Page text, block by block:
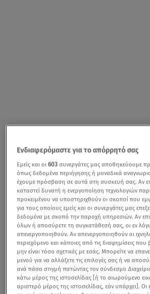
Η καθηγήτρια επιδημιολογίας και προληπτικής
Ψαλτοπούλου μιλά στο κεντρικό δελτίο
παραλλαγή Eris
Η μετάδοση του ιούCovid-19
χώρες και στην Ελλάδα. Η υπό-
«οικογένειας» Omicron που
ρυθμούς, παρακολουθείται
ενώ τις τελευταίες ημέρες την
έχει τραβήξει μια άλλη νέα
εμφανίστηκε στο Ισραήλ και τη
επειδή φέρει πολλές νέες
Ενδιαφερόμαστε για το απόρρητό σας
Εμείς και οι603 συνεργάτες μας αποθηκεύουμε
όπως δεδομένα περιήγησης ή μοναδικά
έχουμε πρόσβαση σε αυτά στη συσκευή σας. Αν
καταστεί δυνατή η ενεργοποίηση τεχνολογιών
προκειμένου να υποστηριχθούν οι σκοποί που
για τους οποίους εμείς και οι συνεργάτες μας
δεδομένα με σκοπό την παροχή υπηρεσιών. Αν
όλων ή αποσύρετε τη συγκατάθεσή σας, οι εν
απενεργοποιηθούν. Αν απενεργοποιηθούν οι
περιεχόμενο και κάποιες από τις διαφημίσεις που
μην είναι τόσο σχετικές με εσάς. Μπορείτε να
μενού για να αλλάξετε τις επιλογές σας ή να
ανά πάσα στιγμή πατώντας τον σύνδεσμο
κάτω μέρος της ιστοσελίδας [ή το αιωρούμενο
αριστερό μέρος της ιστοσελίδας, εάν υπάρχει]. Οι